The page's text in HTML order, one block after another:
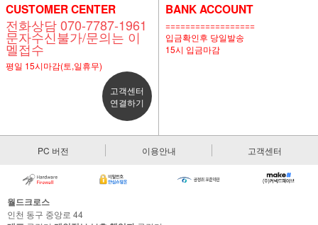
CUSTOMER CENTER
전화상담 070-7787-1961
문자수신불가/문의는 이
멜접수
평일 15시마감(토,일휴무)
고객센터
연결하기
BANK ACCOUNT
==================
입금확인후 당일발송
15시 입금마감
PC 버전 이용안내 고객센터
월드크로스
인천 동구 중앙로 44